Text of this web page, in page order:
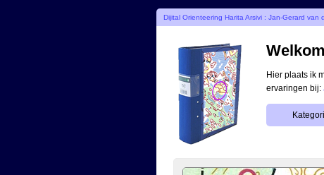
Dijital Orienteering Harita Arsivi : Jan-Gerard van
Hier plaats ik
ervaringen bij: